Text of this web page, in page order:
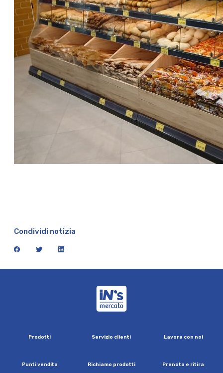
Condividi notizia
facebook twitter linkedin
Prodotti Servizio clienti Lavora con noi
Puntivendita Richiamo prodotti Prenota e ritira